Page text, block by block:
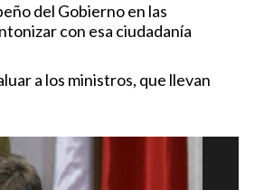
del Gobierno en las
con esa ciudadanía
a los ministros, que llevan